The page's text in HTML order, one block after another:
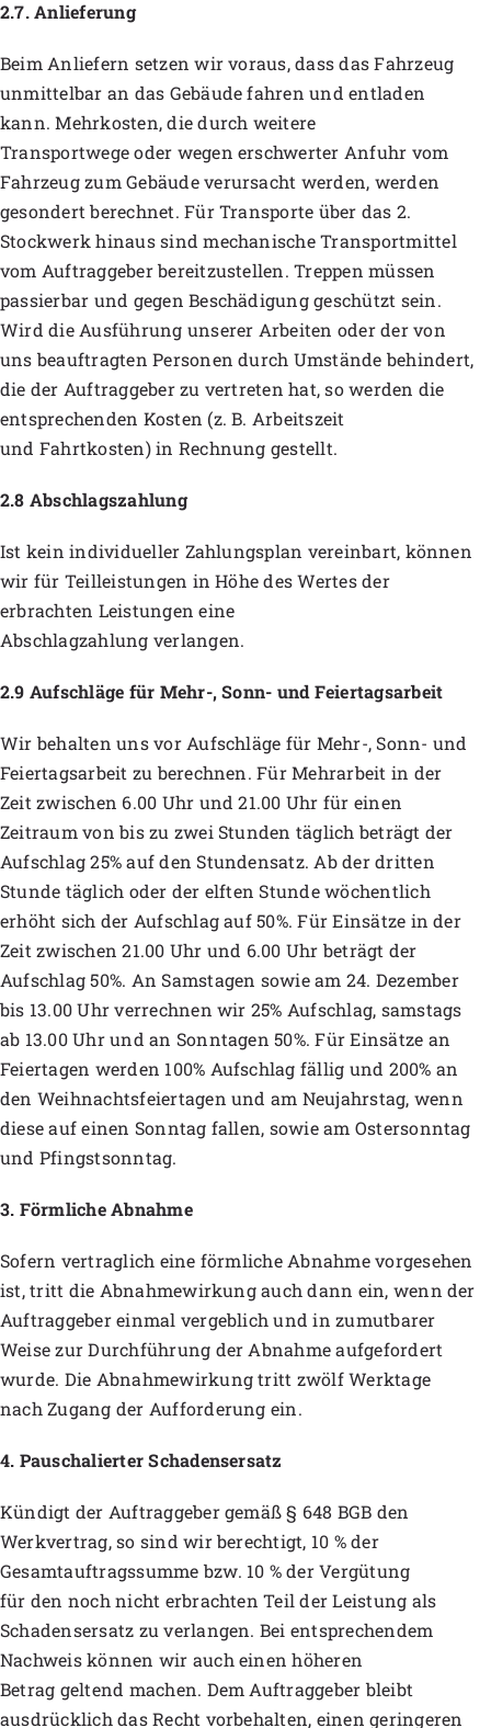
2.7. Anlieferung
Beim Anliefern setzen wir voraus, dass das Fahrzeug
unmittelbar an das Gebäude fahren und entladen
kann. Mehrkosten, die durch weitere
Transportwege oder wegen erschwerter Anfuhr vom
Fahrzeug zum Gebäude verursacht werden, werden
gesondert berechnet. Für Transporte über das 2.
Stockwerk hinaus sind mechanische Transportmittel
vom Auftraggeber bereitzustellen. Treppen müssen
passierbar und gegen Beschädigung geschützt sein.
Wird die Ausführung unserer Arbeiten oder der von
uns beauftragten Personen durch Umstände behindert,
die der Auftraggeber zu vertreten hat, so werden die
entsprechenden Kosten (z. B. Arbeitszeit
und Fahrtkosten) in Rechnung gestellt.
2.8 Abschlagszahlung
Ist kein individueller Zahlungsplan vereinbart, können
wir für Teilleistungen in Höhe des Wertes der
erbrachten Leistungen eine
Abschlagzahlung verlangen.
2.9 Aufschläge für Mehr-, Sonn- und Feiertagsarbeit
Wir behalten uns vor Aufschläge für Mehr-, Sonn- und
Feiertagsarbeit zu berechnen. Für Mehrarbeit in der
Zeit zwischen 6.00 Uhr und 21.00 Uhr für einen
Zeitraum von bis zu zwei Stunden täglich beträgt der
Aufschlag 25% auf den Stundensatz. Ab der dritten
Stunde täglich oder der elften Stunde wöchentlich
erhöht sich der Aufschlag auf 50%. Für Einsätze in der
Zeit zwischen 21.00 Uhr und 6.00 Uhr beträgt der
Aufschlag 50%. An Samstagen sowie am 24. Dezember
bis 13.00 Uhr verrechnen wir 25% Aufschlag, samstags
ab 13.00 Uhr und an Sonntagen 50%. Für Einsätze an
Feiertagen werden 100% Aufschlag fällig und 200% an
den Weihnachtsfeiertagen und am Neujahrstag, wenn
diese auf einen Sonntag fallen, sowie am Ostersonntag
und Pfingstsonntag.
3. Förmliche Abnahme
Sofern vertraglich eine förmliche Abnahme vorgesehen
ist, tritt die Abnahmewirkung auch dann ein, wenn der
Auftraggeber einmal vergeblich und in zumutbarer
Weise zur Durchführung der Abnahme aufgefordert
wurde. Die Abnahmewirkung tritt zwölf Werktage
nach Zugang der Aufforderung ein.
4. Pauschalierter Schadensersatz
Kündigt der Auftraggeber gemäß § 648 BGB den
Werkvertrag, so sind wir berechtigt, 10 % der
Gesamtauftragssumme bzw. 10 % der Vergütung
für den noch nicht erbrachten Teil der Leistung als
Schadensersatz zu verlangen. Bei entsprechendem
Nachweis können wir auch einen höheren
Betrag geltend machen. Dem Auftraggeber bleibt
ausdrücklich das Recht vorbehalten, einen geringeren